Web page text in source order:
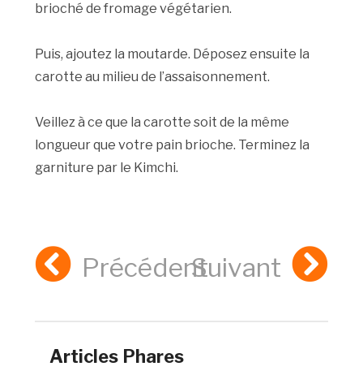
brioché de fromage végétarien.
Puis, ajoutez la moutarde. Déposez ensuite la
carotte au milieu de l’assaisonnement.
Veillez à ce que la carotte soit de la même
longueur que votre pain brioche. Terminez la
garniture par le Kimchi.
PrécédentSuivant
Articles Phares